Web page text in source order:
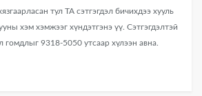
тул ТА сэтгэгдэл бичихдээ хууль
хэм хэмжээг хүндэтгэнэ үү. Сэтгэгдэлтэй
гомдлыг 9318-5050 утсаар хүлээн авна.